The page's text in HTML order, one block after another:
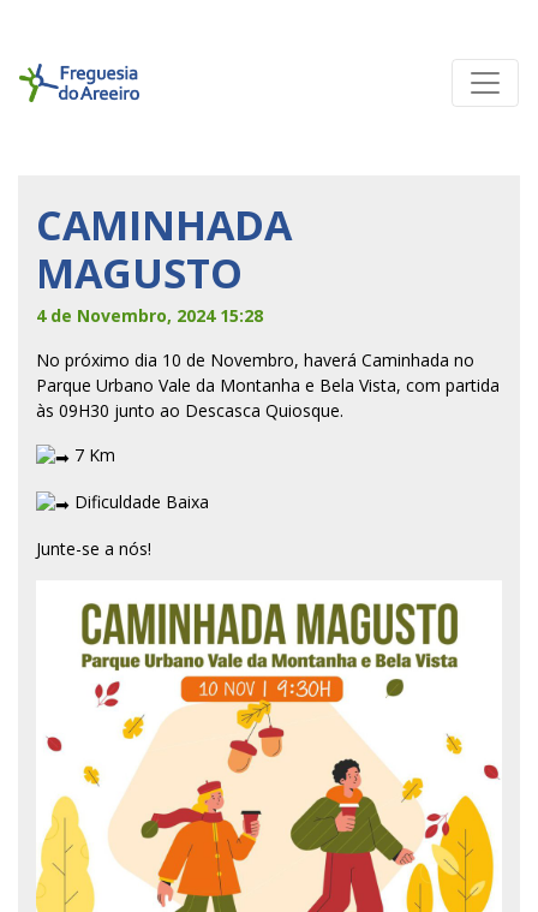
CAMINHADA
MAGUSTO
4 de Novembro, 2024 15:28
No próximo dia 10 de Novembro, haverá Caminhada no
Parque Urbano Vale da Montanha e Bela Vista, com partida
às 09H30 junto ao Descasca Quiosque.
7 Km
Dificuldade Baixa
Junte-se a nós!